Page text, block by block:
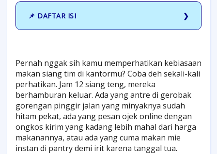
📌 DAFTAR ISI
Pernah nggak sih kamu memperhatikan kebiasaan
makan siang tim di kantormu? Coba deh sekali-kali
perhatikan. Jam 12 siang teng, mereka
berhamburan keluar. Ada yang antre di gerobak
gorengan pinggir jalan yang minyaknya sudah
hitam pekat, ada yang pesan ojek online dengan
ongkos kirim yang kadang lebih mahal dari harga
makanannya, atau ada yang cuma makan mie
instan di pantry demi irit karena tanggal tua.